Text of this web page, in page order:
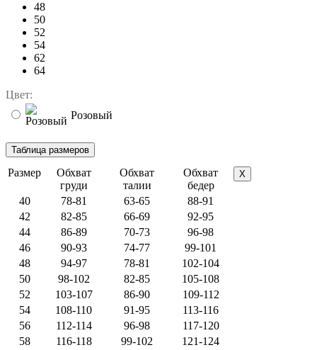
48
50
52
54
62
64
Цвет:
Розовый
Размер
Обхват
груди
Обхват
талии
Обхват
бедер
X
40 78-81 63-65
88-91
42
82-85 66-69
92-95
44
86-89 70-73
96-98
46
90-93 74-77
99-101
48
94-97 78-81
102-104
50
98-102 82-85
105-108
52
103-107 86-90
109-112
54
108-110 91-95
113-116
56
112-114 96-98
117-120
58
116-118 99-102
121-124